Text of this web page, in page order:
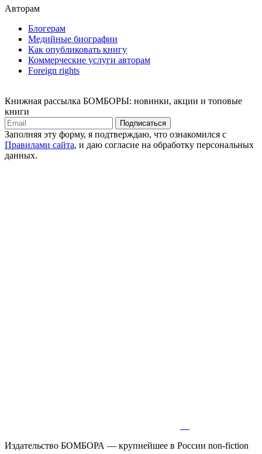
Авторам
Блогерам
Медийные биографии
Как опубликовать книгу
Коммерческие услуги авторам
Foreign rights
Книжная рассылка БОМБОРЫ: новинки, акции и топовые
книги
Подписаться
Заполняя эту форму, я подтверждаю, что ознакомился с
Правилами сайта, и даю согласие на обработку персональных
данных.
Издательство БОМБОРА — крупнейшее в России non-fiction